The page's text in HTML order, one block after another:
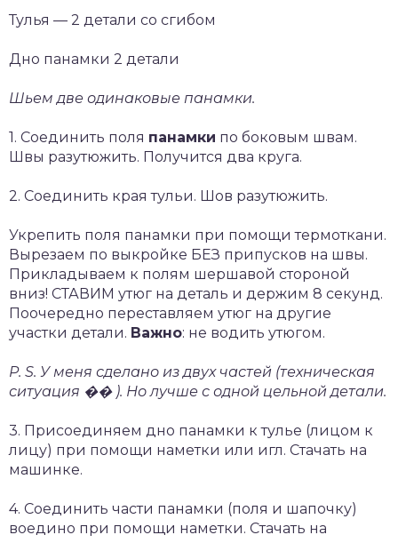
Тулья — 2 детали со сгибом
Дно панамки 2 детали
Шьем две одинаковые панамки.
1. Соединить поля панамки по боковым швам.
Швы разутюжить. Получится два круга.
2. Соединить края тульи. Шов разутюжить.
Укрепить поля панамки при помощи термоткани.
Вырезаем по выкройке БЕЗ припусков на швы.
Прикладываем к полям шершавой стороной
вниз! СТАВИМ утюг на деталь и держим 8 секунд.
Поочередно переставляем утюг на другие
участки детали. Важно: не водить утюгом.
P. S. У меня сделано из двух частей (техническая
ситуация �� ). Но лучше с одной цельной детали.
3. Присоединяем дно панамки к тулье (лицом к
лицу) при помощи наметки или игл. Стачать на
машинке.
4. Соединить части панамки (поля и шапочку)
воедино при помощи наметки. Стачать на